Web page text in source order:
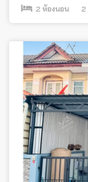
2 ห้องนอน 2